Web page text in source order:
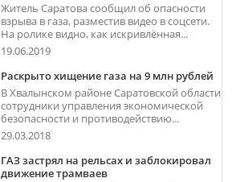
Житель Саратова сообщил об опасности
взрыва в газа, разместив видео в соцсети.
На ролике видно, как искривлённая...
19.06.2019
Раскрыто хищение газа на 9 млн рублей
В Хвалынском районе Саратовской области
сотрудники управления экономической
безопасности и противодействию...
29.03.2018
ГАЗ застрял на рельсах и заблокировал
движение трамваев